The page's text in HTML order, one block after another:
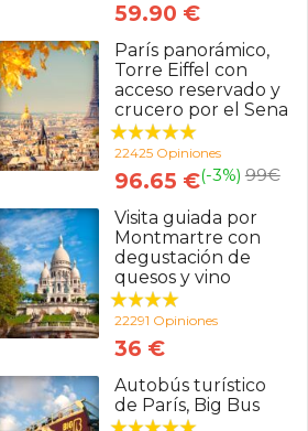
59.90 €
París panorámico,
Torre Eiffel con
acceso reservado y
crucero por el Sena
22425 Opiniones
(-3%) 99€
96.65 €
Visita guiada por
Montmartre con
degustación de
quesos y vino
22291 Opiniones
36 €
Autobús turístico
de París, Big Bus